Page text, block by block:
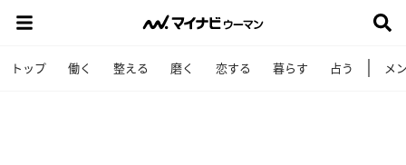
トップ 働く 整える 磨く 恋する 暮らす 占う メ